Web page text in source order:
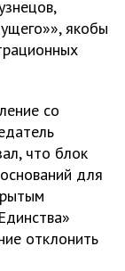
якобы
со
что блок
для
отклонить